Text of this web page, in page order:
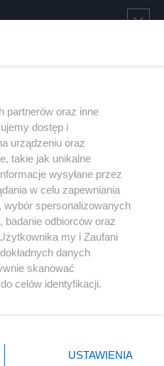
Instagram Youtube
partnerów oraz inne
dostęp i
urządzeniu oraz
takie jak unikalne
wysyłane przez
w celu zapewniania
spersonalizowanych
odbiorców oraz
my i Zaufani
danych
skanować
celów identyfikacji.
ustawień prywatności
USTAWIENIA